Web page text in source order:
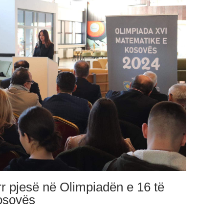
pjesë në Olimpiadën e 16 të